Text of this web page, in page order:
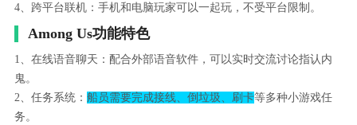
4、跨平台联机：手机和电脑玩家可以一起玩，不受平台限制。
Among Us功能特色
1、在线语音聊天：配合外部语音软件，可以实时交流讨论指认内
鬼。
2、任务系统： 船员需要完成接线、倒垃圾、刷卡等多种小游戏任
务。